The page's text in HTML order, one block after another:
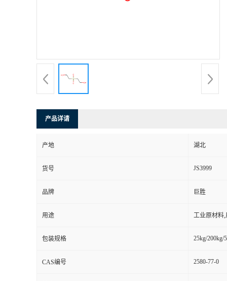
产品详请
产地 湖北
货号 JS3999
品牌 巨胜
用途 工业原材料
包装规格 25kg/200kg/
CAS编号 2580-77-0